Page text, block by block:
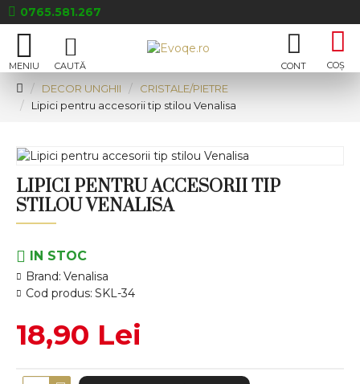
0765.581.267
DECOR UNGHII
CRISTALE/PIETRE
Lipici pentru accesorii tip stilou Venalisa
LIPICI PENTRU ACCESORII TIP
STILOU VENALISA
IN STOC
Brand: Venalisa
Cod produs: SKL-34
18,90 Lei